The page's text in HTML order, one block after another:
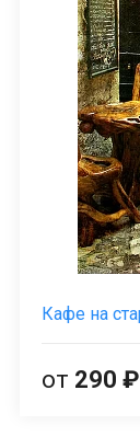
Кафе на
от 290 ₽